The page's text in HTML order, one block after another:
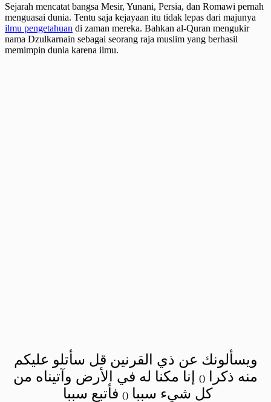
Sejarah mencatat bangsa Mesir, Yunani, Persia, dan Romawi pernah
menguasai dunia. Tentu saja kejayaan itu tidak lepas dari majunya
ilmu pengetahuan di zaman mereka. Bahkan al-Quran mengukir
nama Dzulkarnain sebagai seorang raja muslim yang berhasil
memimpin dunia karena ilmu.
ويسألونك عن ذي القرنين قل سأتلو عليكم
منه ذكرا
()
إنا مكنا له في الأرض وآتيناه من
كل شيء سببا() فأتبع سببا